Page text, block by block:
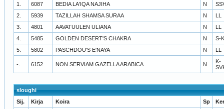
1.
6087 BEDIA LA'IQA NAJIHA N
2.
5939 TAZILLAH SHAMSA SURAA N
LL
3.
4801 AAVATUULEN ULIANA N
LL
4.
5485 GOLDEN DESERT'S CHAKRA N
S-
5.
5802 PASCHDOU'S E'NAYA N LL
-. 6152 NON SERVIAM GAZELLA ARABICA N
K-
sloughi
Sij.
Kirja Koira Sp